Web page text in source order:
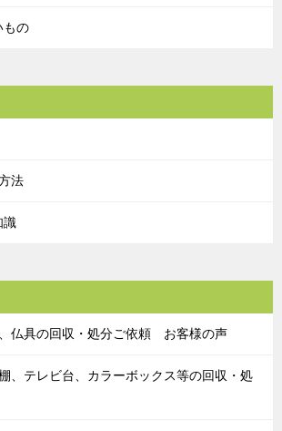
もの
法
識
、仏具の回収・処分ご依頼 お客様の声
、テレビ台、カラーボックス等の回収・処